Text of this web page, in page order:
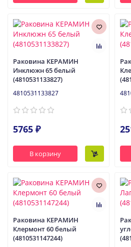
Раковина КЕРАМИН
Инклюжн 65 белый
(4810531133827)
4810531133827
5765 ₽
В корзину
Раковина КЕРАМИН
Клермонт 60 белый
(4810531147244)